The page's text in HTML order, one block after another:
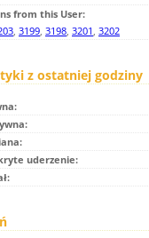
from this User:
, 3199, 3198, 3201, 3202
z ostatniej godziny
uderzenie: